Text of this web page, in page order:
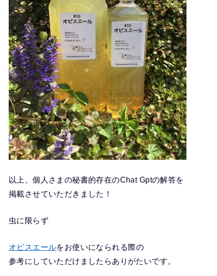
以上、個人さまの秘書的存在のChat Gptの解答を
掲載させていただきました！
虫に限らず
オピスエールをお使いになられる際の
参考にしていただけましたらありがたいです。